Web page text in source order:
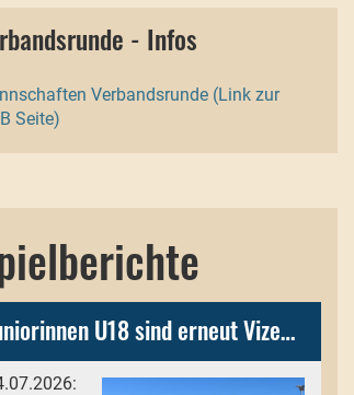
- Infos
Verbandsrunde (Link zur
Seite)
Juniorinnen U18 sind erneut Vizemeister in der Verbandsstaffel!